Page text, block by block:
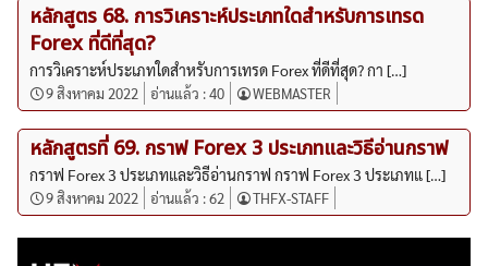
หลักสูตร 68. การวิเคราะห์ประเภทใดสำหรับการเทรด
Forex ที่ดีที่สุด?
การวิเคราะห์ประเภทใดสำหรับการเทรด Forex ที่ดีที่สุด? กา […]
9 สิงหาคม 2022 อ่านแล้ว :40 WEBMASTER
หลักสูตรที่ 69. กราฟ Forex 3 ประเภทและวิธีอ่านกราฟ
กราฟ Forex 3 ประเภทและวิธีอ่านกราฟ กราฟ Forex 3 ประเภทแ […]
9 สิงหาคม 2022 อ่านแล้ว :62 THFX-STAFF